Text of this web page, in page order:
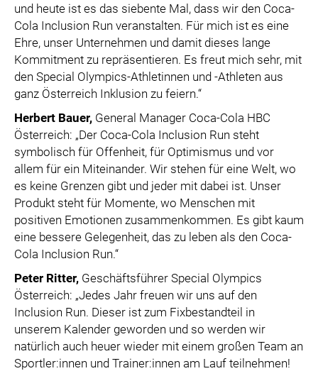
und heute ist es das siebente Mal, dass wir den Coca-
Cola Inclusion Run veranstalten. Für mich ist es eine
Ehre, unser Unternehmen und damit dieses lange
Kommitment zu repräsentieren. Es freut mich sehr, mit
den Special Olympics-Athletinnen und -Athleten aus
ganz Österreich Inklusion zu feiern.“
Herbert Bauer, General Manager Coca-Cola HBC
Österreich: „Der Coca-Cola Inclusion Run steht
symbolisch für Offenheit, für Optimismus und vor
allem für ein Miteinander. Wir stehen für eine Welt, wo
es keine Grenzen gibt und jeder mit dabei ist. Unser
Produkt steht für Momente, wo Menschen mit
positiven Emotionen zusammenkommen. Es gibt kaum
eine bessere Gelegenheit, das zu leben als den Coca-
Cola Inclusion Run.“
Peter Ritter, Geschäftsführer Special Olympics
Österreich: „Jedes Jahr freuen wir uns auf den
Inclusion Run. Dieser ist zum Fixbestandteil in
unserem Kalender geworden und so werden wir
natürlich auch heuer wieder mit einem großen Team an
Sportler:innen und Trainer:innen am Lauf teilnehmen!